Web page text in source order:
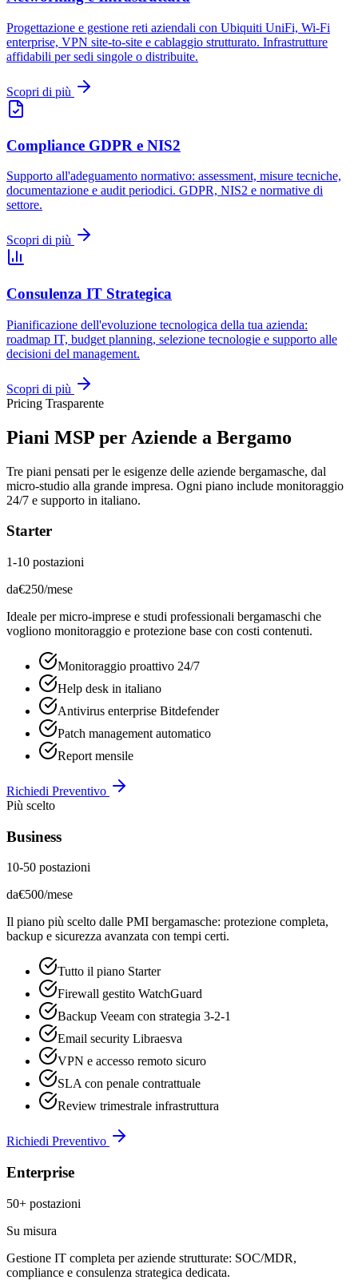
Progettazione e gestione reti aziendali con Ubiquiti UniFi, Wi-Fi
enterprise, VPN site-to-site e cablaggio strutturato. Infrastrutture
affidabili per sedi singole o distribuite.
Scopri di più
Compliance GDPR e NIS2
Supporto all'adeguamento normativo: assessment, misure tecniche,
documentazione e audit periodici. GDPR, NIS2 e normative di
settore.
Scopri di più
Consulenza IT Strategica
Pianificazione dell'evoluzione tecnologica della tua azienda:
roadmap IT, budget planning, selezione tecnologie e supporto alle
decisioni del management.
Scopri di più
Pricing Trasparente
Piani MSP per Aziende a Bergamo
Tre piani pensati per le esigenze delle aziende bergamasche, dal
micro-studio alla grande impresa. Ogni piano include monitoraggio
24/7 e supporto in italiano.
Starter
1-10 postazioni
da€250/mese
Ideale per micro-imprese e studi professionali bergamaschi che
vogliono monitoraggio e protezione base con costi contenuti.
Monitoraggio proattivo 24/7
Help desk in italiano
Antivirus enterprise Bitdefender
Patch management automatico
Report mensile
Richiedi Preventivo
Più scelto
Business
10-50 postazioni
da€500/mese
Il piano più scelto dalle PMI bergamasche: protezione completa,
backup e sicurezza avanzata con tempi certi.
Tutto il piano Starter
Firewall gestito WatchGuard
Backup Veeam con strategia 3-2-1
Email security Libraesva
VPN e accesso remoto sicuro
SLA con penale contrattuale
Review trimestrale infrastruttura
Richiedi Preventivo
Enterprise
50+ postazioni
Su misura
Gestione IT completa per aziende strutturate: SOC/MDR,
compliance e consulenza strategica dedicata.